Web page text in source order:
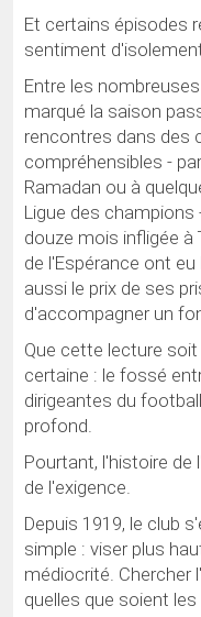
Et certains épisodes
sentiment
Entre les
marqué la saison
rencontres dans des
compréhensibles -
Ramadan ou à
Ligue des champions
douze mois infligée à
de l'Espérance ont
aussi le prix de ses
d'accompagner un
Que cette lecture
certaine : le fossé
dirigeantes du
profond.
Pourtant, l'histoire de
de l'exigence.
Depuis 1919, le club
simple : viser plus
médiocrité. Chercher
quelles que soient les